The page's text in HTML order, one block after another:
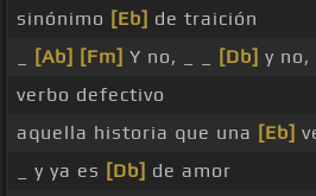
sinónimo [Eb] de traición
[Ab] [Fm] Y no, _ _ [Db] y no,
verbo defectivo
aquella historia que una [Eb]
_ y ya es [Db] de amor